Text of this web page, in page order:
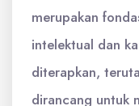
merupakan
intelektual dan
diterapkan,
dirancang untuk